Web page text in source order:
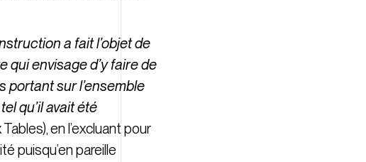
a fait l’objet de
envisage d’y faire de
portant sur l’ensemble
qu’il avait été
en l’excluant pour
puisqu’en pareille